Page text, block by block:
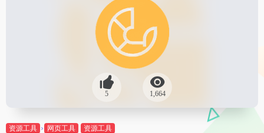
5 1,664
资源工具 网页工具 资源工具